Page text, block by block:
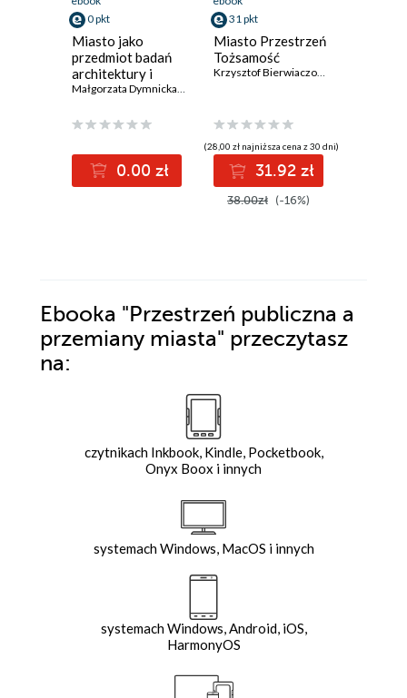
0 pkt
Miasto jako
przedmiot badań
architektury i
socjologii
Małgorzata Dymnicka
,Szymon Kowalski
0.00 zł
31 pkt
Miasto Przestrzeń
Tożsamość
Krzysztof Bierwiaczonek
(28,00 zł najniższa cena z 30 dni)
31.92 zł
38.00zł (-16%)
Ebooka "Przestrzeń publiczna a
przemiany miasta" przeczytasz
na:
czytnikach Inkbook, Kindle, Pocketbook,
Onyx Boox i innych
systemach Windows, MacOS i innych
systemach Windows, Android, iOS,
HarmonyOS